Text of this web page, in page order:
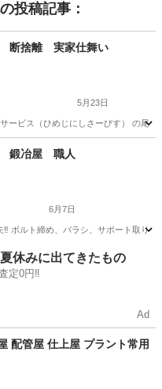
投稿記事：
断捨離 実家仕舞い
5月23日
ービス（ひめじにしさーびす） の尾
買取
鍛冶屋 職人
6月7日
ボルト締め、バラシ、サポート取り
未経験休みに出てきたもの
定0円‼️
Ad
配管屋 仕上屋 プラント常用